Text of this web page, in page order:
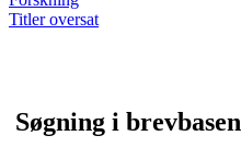
Titler oversat
Søgning i brevbasen